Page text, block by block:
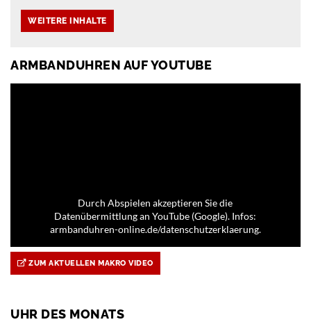
ARMBANDUHREN AUF YOUTUBE
Durch Abspielen akzeptieren Sie die
Datenübermittlung an YouTube (Google). Infos:
armbanduhren-online.de/datenschutzerklaerung.
ZUM AKTUELLEN MAKRO VIDEO
UHR DES MONATS